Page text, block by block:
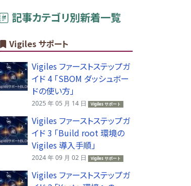
記事カテゴリ別新着一覧
Vigiles サポート
Vigiles ファーストステップガ
イド 4 「SBOM ダッシュボー
ドの使い方」
2025 年 05 月 14 日 Vigiles サポート
Vigiles ファーストステップガ
イド 3 「Build root 環境の
Vigiles 導入手順」
2024 年 09 月 02 日 Vigiles サポート
Vigiles ファーストステップガ